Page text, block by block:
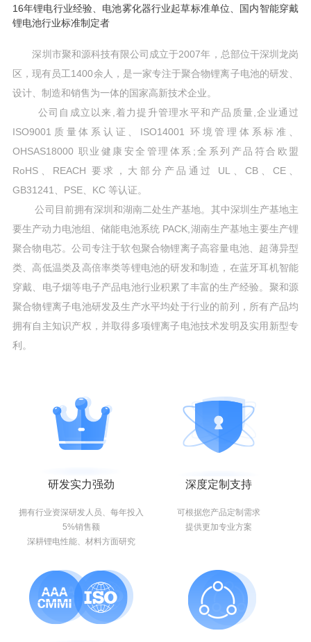
16年锂电行业经验、电池雾化器行业起草标准单位、国内智能穿戴
锂电池行业标准制定者
深圳市聚和源科技有限公司成立于2007年，总部位干深圳龙岗
区，现有员工1400余人，是一家专注于聚合物锂离子电池的研发、
设计、制造和销售为一体的国家高新技术企业。
公司自成立以来,着力提升管理水平和产品质量,企业通过
ISO9001质量体系认证、ISO14001 环境管理体系标准、
OHSAS18000 职业健康安全管理体系;全系列产品符合欧盟
RoHS、REACH 要求，大部分产品通过 UL、CB、CE、
GB31241、PSE、KC 等认证。
公司目前拥有深圳和湖南二处生产基地。其中深圳生产基地主
要生产动力电池组、储能电池系统 PACK,湖南生产基地主要生产锂
聚合物电芯。公司专注于软包聚合物锂离子高容量电池、超薄异型
类、高低温类及高倍率类等锂电池的研发和制造，在蓝牙耳机智能
穿戴、电子烟等电子产品电池行业积累了丰富的生产经验。聚和源
聚合物锂离子电池研发及生产水平均处于行业的前列，所有产品均
拥有自主知识产权，并取得多项锂离子电池技术发明及实用新型专
利。
研发实力强劲
拥有行业资深研发人员、每年投入
5%销售额
深耕锂电性能、材料方面研究
深度定制支持
可根据您产品定制需求
提供更加专业方案